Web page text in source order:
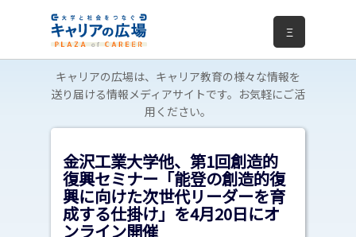
Ξ
キャリアの広場は、キャリア教育の様々な情報を
送り届ける情報メディアサイトです。お気軽にご活
用ください。
金沢工業大学他、第1回創造的
復興セミナー「能登の創造的復
興に向けた次世代リーダーを育
成する仕掛け」を4月20日にオ
ンライン開催